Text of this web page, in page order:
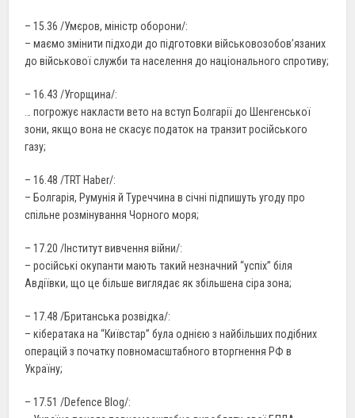
– 15.36 /Умєров, міністр оборони/:
– маємо змінити підходи до підготовки військовозобов’язаних
до військової служби та населення до національного спротиву;
– 16.43 /Угорщина/:
… погрожує накласти вето на вступ Болгарії до Шенгенської
зони, якщо вона не скасує податок на транзит російського
газу;
– 16.48 /TRT Haber/:
– Болгарія, Румунія й Туреччина в січні підпишуть угоду про
спільне розмінування Чорного моря;
– 17.20 /Інститут вивчення війни/:
– російські окупанти мають такий незначний “успіх” біля
Авдіївки, що це більше виглядає як збільшена сіра зона;
– 17.48 /Британська розвідка/:
– кібератака на “Київстар” була однією з найбільших подібних
операцій з початку повномасштабного вторгнення РФ в
Україну;
– 17.51 /Defence Blog/: